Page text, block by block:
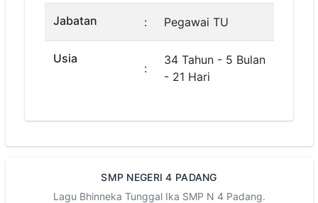
Jabatan : Pegawai TU
Usia
:
34 Tahun - 5 Bulan
- 21 Hari
SMP NEGERI 4 PADANG
Lagu Bhinneka Tunggal Ika SMP N 4 Padang.